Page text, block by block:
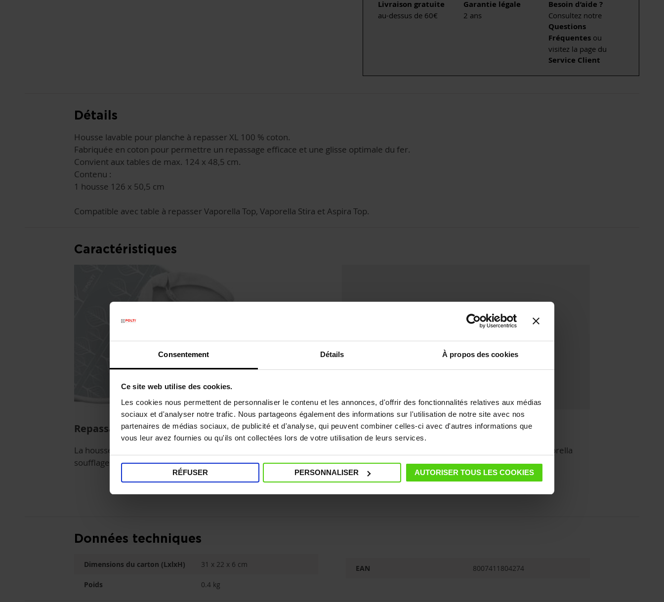
Consentement Détails À propos des cookies
Ce site web utilise des cookies.
Les cookies nous permettent de personnaliser le contenu et les annonces, d'offrir des fonctionnalités relatives aux médias
sociaux et d'analyser notre trafic. Nous partageons également des informations sur l'utilisation de notre site avec nos
partenaires de médias sociaux, de publicité et d'analyse, qui peuvent combiner celles-ci avec d'autres informations que
vous leur avez fournies ou qu'ils ont collectées lors de votre utilisation de leurs services.
RÉFUSER PERSONNALISER AUTORISER TOUS LES COOKIES
Livraison gratuite
au-dessus de 60€
Garantie légale
2 ans
Besoin d’aide ?
Consultez notre
Questions
Fréquentes ou
visitez la page du
Service Client
Détails
Housse lavable pour planche à repasser XL 100 % coton.
Fabriquée en coton pour permettre un repassage efficace et une glisse optimale du fer.
Convient aux tables de max. 124 x 48,5 cm.
Contenu :
1 housse 126 x 50,5 cm
Compatible avec table à repasser Vaporella Top, Vaporella Stira et Aspira Top.
Caractéristiques
Repassage parfait
La housse laisse passer la vapeur et améliore la fonction de
soufflage, d'aspiration et de chauffe de la table.
Compatibilité
Compatible avec planches Polti Vaporella modèles Vaporella
TOP/STIRA & ASPIRA TOP.
Données techniques
Dimensions du carton (LxlxH) 31 x 22 x 6 cm
Poids 0.4 kg
EAN 8007411804274